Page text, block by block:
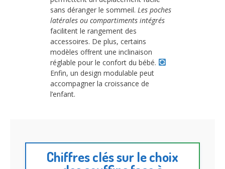
sans déranger le sommeil. Les poches
latérales ou compartiments intégrés
facilitent le rangement des
accessoires. De plus, certains
modèles offrent une inclinaison
réglable pour le confort du bébé.
Enfin, un design modulable peut
accompagner la croissance de
l’enfant.
Chiffres clés sur le choix